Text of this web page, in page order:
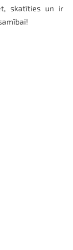
skatīties un ir